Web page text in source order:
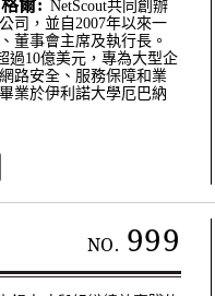
爾: NetScout共同創辦
司，並自2007年以來一
董事會主席及執行長。
過10億美元，專為大型企
路安全、服務保障和業
業於伊利諾大學厄巴納
NO. 999